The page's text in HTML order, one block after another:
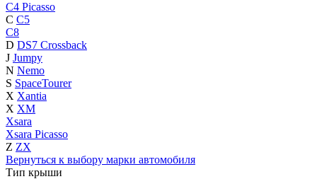
C4 Picasso
C C5
C8
D DS7 Crossback
J Jumpy
N Nemo
S SpaceTourer
X Xantia
X XM
Xsara
Xsara Picasso
Z ZX
Вернуться к выбору марки автомобиля
Тип крыши